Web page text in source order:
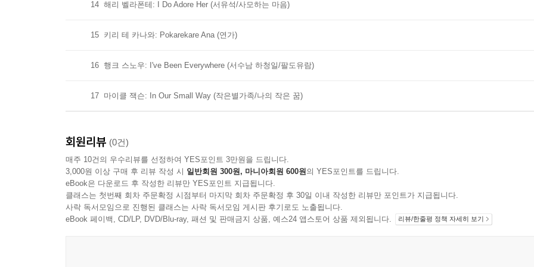
14 해리 벨라폰테: I Do Adore Her (서유석/사모하는 마음)
15 키리 테 카나와: Pokarekare Ana (연가)
16 행크 스노우: I've Been Everywhere (서수남 하청일/팔도유람)
17 마이클 잭슨: In Our Small Way (작은별가족/나의 작은 꿈)
회원리뷰 (0건)
매주 10건의 우수리뷰를 선정하여 YES포인트 3만원을 드립니다.
3,000원 이상 구매 후 리뷰 작성 시 일반회원 300원, 마니아회원 600원의 YES포인트를 드립니다.
eBook은 다운로드 후 작성한 리뷰만 YES포인트 지급됩니다.
클래스는 첫번째 회차 주문확정 시점부터 마지막 회차 주문확정 후 30일 이내 작성한 리뷰만 포인트가 지급됩니다.
사락 독서모임으로 진행된 클래스는 사락 독서모임 게시판 후기로도 노출됩니다.
eBook 페이백, CD/LP, DVD/Blu-ray, 패션 및 판매금지 상품, 예스24 앱스토어 상품 제외됩니다.
리뷰/한줄평 정책 자세히 보기